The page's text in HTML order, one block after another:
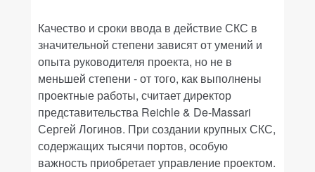
Качество и сроки ввода в действие СКС в
значительной степени зависят от умений и
опыта руководителя проекта, но не в
меньшей степени - от того, как выполнены
проектные работы, считает директор
представительства Reichle & De-Massari
Сергей Логинов. При создании крупных СКС,
содержащих тысячи портов, особую
важность приобретает управление проектом.